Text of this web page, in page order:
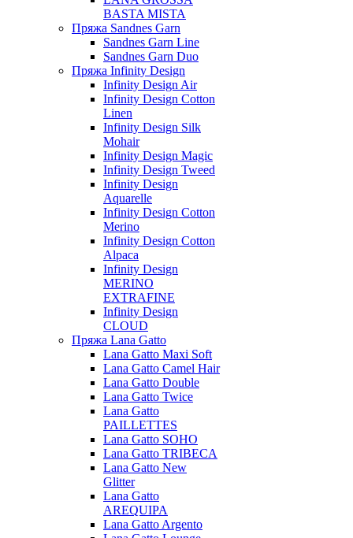
BASTA MISTA
Пряжа Sandnes Garn
Sandnes Garn Line
Sandnes Garn Duo
Пряжа Infinity Design
Infinity Design Air
Infinity Design Cotton
Linen
Infinity Design Silk
Mohair
Infinity Design Magic
Infinity Design Tweed
Infinity Design
Aquarelle
Infinity Design Cotton
Merino
Infinity Design Cotton
Alpaca
Infinity Design
MERINO
EXTRAFINE
Infinity Design
CLOUD
Пряжа Lana Gatto
Lana Gatto Maxi Soft
Lana Gatto Camel Hair
Lana Gatto Double
Lana Gatto Twice
Lana Gatto
PAILLETTES
Lana Gatto SOHO
Lana Gatto TRIBECA
Lana Gatto New
Glitter
Lana Gatto
AREQUIPA
Lana Gatto Argento